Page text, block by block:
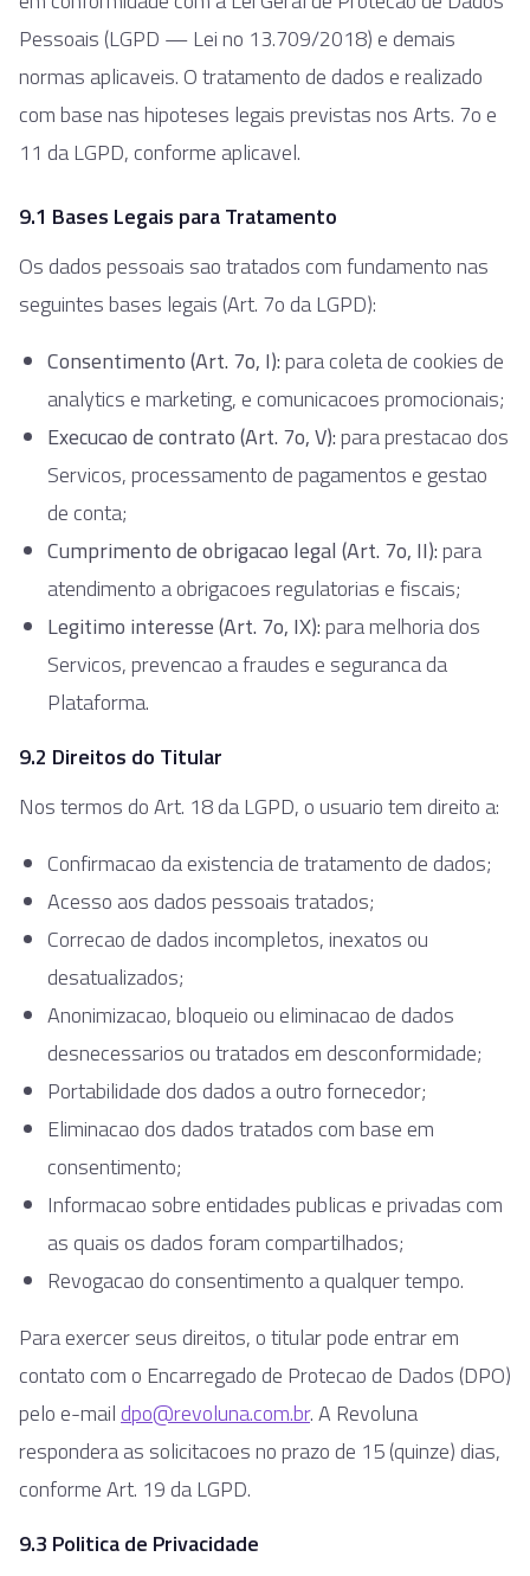
Pessoais (LGPD — Lei no 13.709/2018) e demais
normas aplicaveis. O tratamento de dados e realizado
com base nas hipoteses legais previstas nos Arts. 7o e
11 da LGPD, conforme aplicavel.
9.1 Bases Legais para Tratamento
Os dados pessoais sao tratados com fundamento nas
seguintes bases legais (Art. 7o da LGPD):
Consentimento (Art. 7o, I):para coleta de cookies de
analytics e marketing, e comunicacoes promocionais;
Execucao de contrato (Art. 7o, V):para prestacao dos
Servicos, processamento de pagamentos e gestao
de conta;
Cumprimento de obrigacao legal (Art. 7o, II):para
atendimento a obrigacoes regulatorias e fiscais;
Legitimo interesse (Art. 7o, IX):para melhoria dos
Servicos, prevencao a fraudes e seguranca da
Plataforma.
9.2 Direitos do Titular
Nos termos do Art. 18 da LGPD, o usuario tem direito a:
Confirmacao da existencia de tratamento de dados;
Acesso aos dados pessoais tratados;
Correcao de dados incompletos, inexatos ou
desatualizados;
Anonimizacao, bloqueio ou eliminacao de dados
desnecessarios ou tratados em desconformidade;
Portabilidade dos dados a outro fornecedor;
Eliminacao dos dados tratados com base em
consentimento;
Informacao sobre entidades publicas e privadas com
as quais os dados foram compartilhados;
Revogacao do consentimento a qualquer tempo.
Para exercer seus direitos, o titular pode entrar em
contato com o Encarregado de Protecao de Dados (DPO)
pelo e-maildpo@revoluna.com.br. A Revoluna
respondera as solicitacoes no prazo de 15 (quinze) dias,
conforme Art. 19 da LGPD.
9.3 Politica de Privacidade